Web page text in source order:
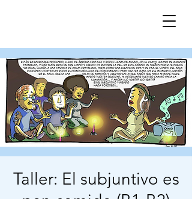
Taller: El subjuntivo es